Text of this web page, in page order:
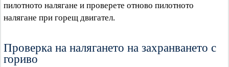
пилотното налягане и проверете отново пилотното
налягане при горещ двигател.
Проверка на налягането на захранването с
гориво